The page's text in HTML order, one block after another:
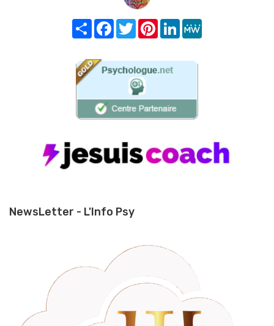
Share FacebookTwitterPinterest
LinkedIn
NewsLetter - L'Info Psy